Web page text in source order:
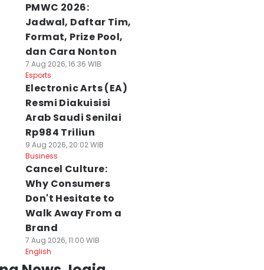
PMWC 2026:
Jadwal, Daftar Tim,
Format, Prize Pool,
dan Cara Nonton
7 Aug 2026, 16:36 WIB
Esports
Electronic Arts (EA)
Resmi Diakuisisi
Arab Saudi Senilai
Rp984 Triliun
9 Aug 2026, 20:02 WIB
Business
Cancel Culture:
Why Consumers
Don't Hesitate to
Walk Away From a
Brand
7 Aug 2026, 11:00 WIB
English